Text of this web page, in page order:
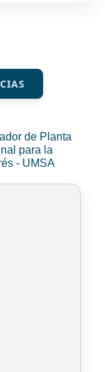
de Planta
para la
- UMSA